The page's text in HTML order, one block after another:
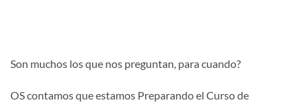
Son muchos los que nos preguntan, para cuando?
OS contamos que estamos Preparando el Curso de